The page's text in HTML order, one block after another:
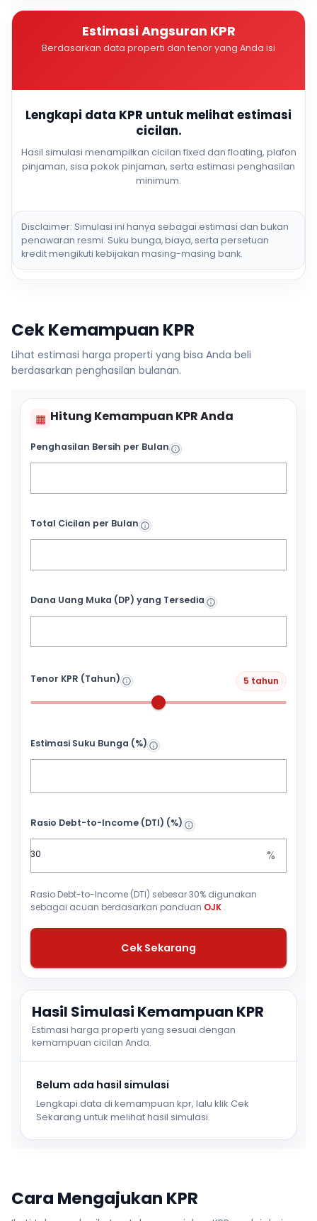
Estimasi Angsuran KPR
Berdasarkan data properti dan tenor yang Anda isi
Lengkapi data KPR untuk melihat estimasi
cicilan.
Hasil simulasi menampilkan cicilan fixed dan floating, plafon
pinjaman, sisa pokok pinjaman, serta estimasi penghasilan
minimum.
Disclaimer: Simulasi ini hanya sebagai estimasi dan bukan
penawaran resmi. Suku bunga, biaya, serta persetuan
kredit mengikuti kebijakan masing-masing bank.
Cek Kemampuan KPR
Lihat estimasi harga properti yang bisa Anda beli
berdasarkan penghasilan bulanan.
▦ Hitung Kemampuan KPR Anda
Penghasilan Bersih per Bulan
Total Cicilan per Bulan
Dana Uang Muka (DP) yang Tersedia
Tenor KPR (Tahun) 5 tahun
Estimasi Suku Bunga (%)
Rasio Debt-to-Income (DTI) (%)
%
Rasio Debt-to-Income (DTI) sebesar 30% digunakan
sebagai acuan berdasarkan panduan OJK .
Cek Sekarang
Hasil Simulasi Kemampuan KPR
Estimasi harga properti yang sesuai dengan
kemampuan cicilan Anda.
Belum ada hasil simulasi
Lengkapi data di kemampuan kpr, lalu klik Cek
Sekarang untuk melihat hasil simulasi.
Cara Mengajukan KPR